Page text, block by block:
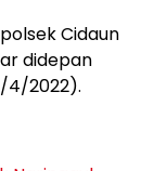
Cidaun
didepan
4/2022).